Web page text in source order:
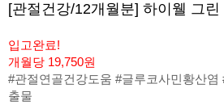
[관절건강/12개월분] 하이웰 그
입고완료!
개월당 19,750원
#관절연골건강도움 #글루코사민황산염
출물